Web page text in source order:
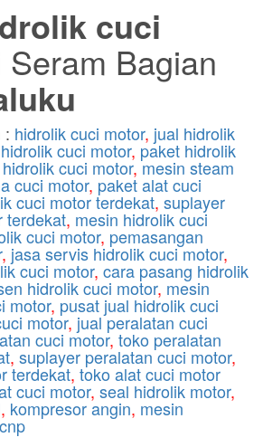
cuci
Seram Bagian
: hidrolik cuci motor, jual hidrolik
cuci motor, paket hidrolik
cuci motor,mesin steam
cuci motor, paket alat cuci
cuci motor terdekat, suplayer
terdekat, mesin hidrolik cuci
cuci motor, pemasangan
, jasa servis hidrolik cuci motor,
cuci motor, cara pasang hidrolik
hidrolik cuci motor, mesin
motor, pusat jual hidrolik cuci
motor, jual peralatan cuci
cuci motor, toko peralatan
, suplayer peralatan cuci motor,
terdekat, toko alat cuci motor
cuci motor, seal hidrolik motor,
, kompresor angin, mesin